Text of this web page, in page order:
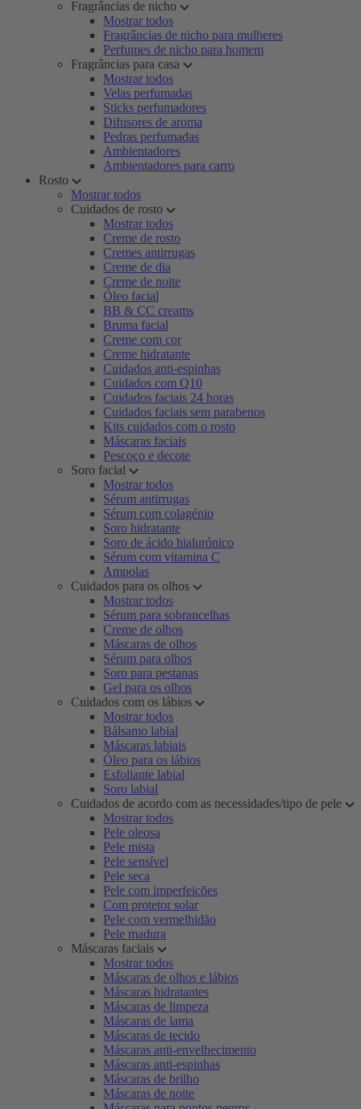
Fragrâncias de nicho
Mostrar todos
Fragrâncias de nicho para mulheres
Perfumes de nicho para homem
Fragrâncias para casa
Mostrar todos
Velas perfumadas
Sticks perfumadores
Difusores de aroma
Pedras perfumadas
Ambientadores
Ambientadores para carro
Rosto
Mostrar todos
Cuidados de rosto
Mostrar todos
Creme de rosto
Cremes antirrugas
Creme de dia
Creme de noite
Óleo facial
BB & CC creams
Bruma facial
Creme com cor
Creme hidratante
Cuidados anti-espinhas
Cuidados com Q10
Cuidados faciais 24 horas
Cuidados faciais sem parabenos
Kits cuidados com o rosto
Máscaras faciais
Pescoço e decote
Soro facial
Mostrar todos
Sérum antirrugas
Sérum com colagénio
Soro hidratante
Soro de ácido hialurónico
Sérum com vitamina C
Ampolas
Cuidados para os olhos
Mostrar todos
Sérum para sobrancelhas
Creme de olhos
Máscaras de olhos
Sérum para olhos
Soro para pestanas
Gel para os olhos
Cuidados com os lábios
Mostrar todos
Bálsamo labial
Máscaras labiais
Óleo para os lábios
Esfoliante labial
Soro labial
Cuidados de acordo com as necessidades/tipo de pele
Mostrar todos
Pele oleosa
Pele mista
Pele sensível
Pele seca
Pele com imperfeições
Com protetor solar
Pele com vermelhidão
Pele madura
Máscaras faciais
Mostrar todos
Máscaras de olhos e lábios
Máscaras hidratantes
Máscaras de limpeza
Máscaras de lama
Máscaras de tecido
Máscaras anti-envelhecimento
Máscaras anti-espinhas
Máscaras de brilho
Máscaras de noite